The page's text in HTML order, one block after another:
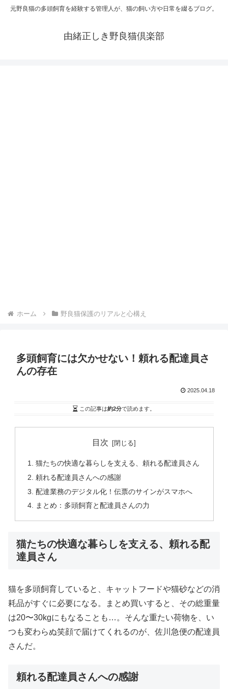
元野良猫の多頭飼育を経験する管理人が、猫の飼い方や日常を綴るブログ。
由緒正しき野良猫倶楽部
ホーム 野良猫保護のリアルと心構え
多頭飼育には欠かせない！頼れる配達員さ
んの存在
2025.04.18
この記事は約2分で読めます。
目次
猫たちの快適な暮らしを支える、頼れる配達員さん
頼れる配達員さんへの感謝
配達業務のデジタル化！伝票のサインがスマホへ
まとめ：多頭飼育と配達員さんの力
猫たちの快適な暮らしを支える、頼れる配
達員さん
猫を多頭飼育していると、キャットフードや猫砂などの消
耗品がすぐに必要になる。まとめ買いすると、その総重量
は20〜30kgにもなることも…。そんな重たい荷物を、い
つも変わらぬ笑顔で届けてくれるのが、佐川急便の配達員
さんだ。
頼れる配達員さんへの感謝